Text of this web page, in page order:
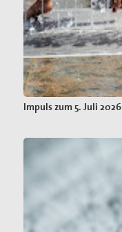
Impuls zum 5. Juli 2026